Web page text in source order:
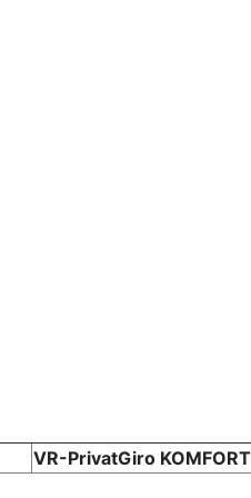
VR-PrivatGiro KOMFORT